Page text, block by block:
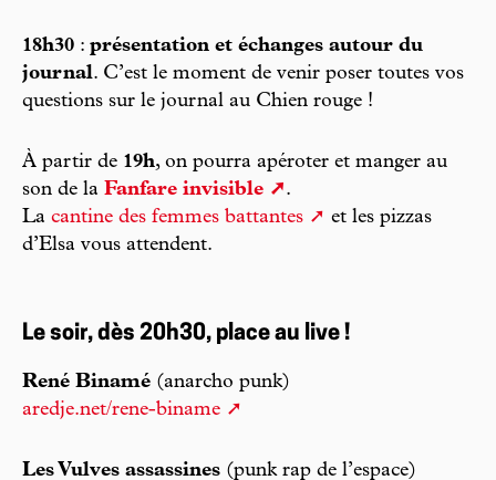
18h30 : présentation et échanges autour du
journal. C’est le moment de venir poser toutes vos
questions sur le journal au Chien rouge !
À partir de 19h, on pourra apéroter et manger au
son de la Fanfare invisible
.
La cantine des femmes battantes
et les pizzas
d’Elsa vous attendent.
Le soir, dès 20h30, place au live !
René Binamé (anarcho punk)
aredje.net/rene-biname
Les Vulves assassines (punk rap de l’espace)